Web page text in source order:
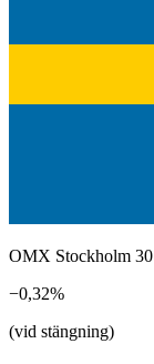
OMX Stockholm 30
−0,32%
(vid stängning)